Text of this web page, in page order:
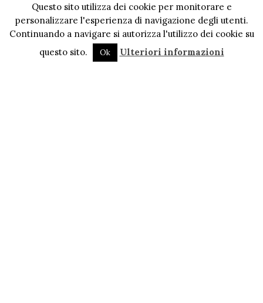
Questo sito utilizza dei cookie per monitorare e
personalizzare l'esperienza di navigazione degli utenti.
Continuando a navigare si autorizza l'utilizzo dei cookie su
questo sito.
Ok Ulteriori informazioni